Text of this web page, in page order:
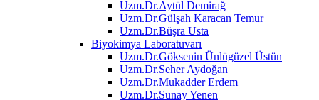
Uzm.Dr.Aytül Demirağ
Uzm.Dr.Gülşah Karacan Temur
Uzm.Dr.Büşra Usta
Biyokimya Laboratuvarı
Uzm.Dr.Göksenin Ünlügüzel Üstün
Uzm.Dr.Seher Aydoğan
Uzm.Dr.Mukadder Erdem
Uzm.Dr.Sunay Yenen